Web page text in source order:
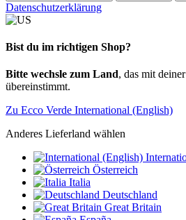
Datenschutzerklärung
Bist du im richtigen Shop?
Bitte wechsle zum Land, das mit
übereinstimmt.
Zu Ecco Verde International (English)
Anderes Lieferland wählen
Österreich
Italia
Deutschland
Great Britain